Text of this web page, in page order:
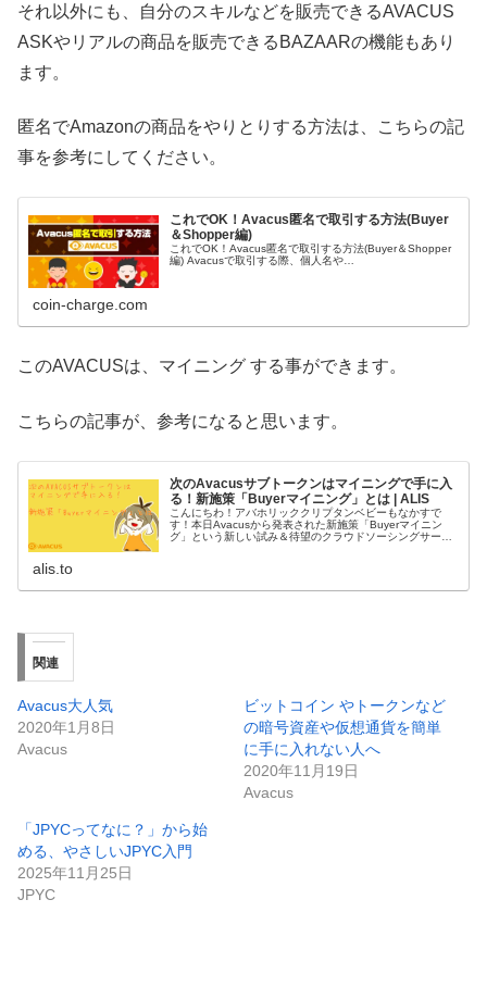
それ以外にも、自分のスキルなどを販売できるAVACUS
ASKやリアルの商品を販売できるBAZAARの機能もあり
ます。
匿名でAmazonの商品をやりとりする方法は、こちらの記
事を参考にしてください。
これでOK！Avacus匿名で取引する方法(Buyer
＆Shopper編)
これでOK！Avacus匿名で取引する方法(Buyer＆Shopper
編) Avacusで取引する際、個人名や…
coin-charge.com
このAVACUSは、マイニング する事ができます。
こちらの記事が、参考になると思います。
次のAvacusサブトークンはマイニングで手に入
る！新施策「Buyerマイニング」とは | ALIS
こんにちわ！アバホリッククリプタンベビーもなかすで
す！本日Avacusから発表された新施策「Buyerマイニン
グ」という新しい試み＆待望のクラウドソーシングサービ
alis.to
関連
Avacus大人気
2020年1月8日
Avacus
ビットコイン やトークンなど
の暗号資産や仮想通貨を簡単
に手に入れない人へ
2020年11月19日
Avacus
「JPYCってなに？」から始
める、やさしいJPYC入門
2025年11月25日
JPYC